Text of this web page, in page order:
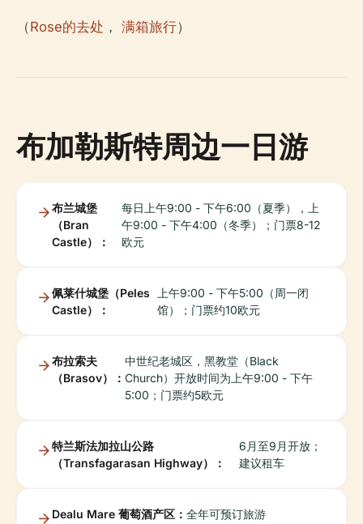
（Rose的去处 ， 满箱旅行）
布加勒斯特周边一日游
布兰城堡
（Bran
Castle）：
每日上午9:00 - 下午6:00（夏季），上
午9:00 - 下午4:00（冬季）；门票8-12
欧元
佩莱什城堡（Peles
Castle）：
上午9:00 - 下午5:00（周一闭
馆）；门票约10欧元
布拉索夫
（Brasov）：
中世纪老城区，黑教堂（Black
Church）开放时间为上午9:00 - 下午
5:00；门票约5欧元
特兰斯法加拉山公路
（Transfagarasan Highway）：
6月至9月开放；
建议租车
Dealu Mare 葡萄酒产区： 全年可预订旅游